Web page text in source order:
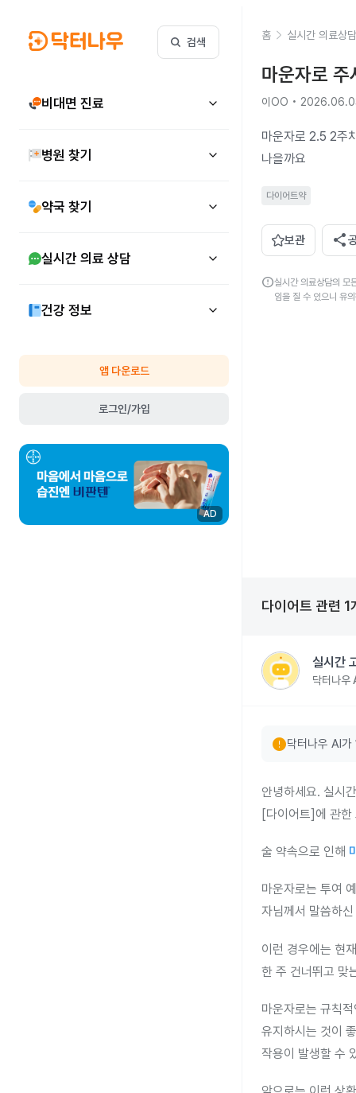
검색
비대면 진료
병원 찾기
약국 찾기
실시간 의료 상담
건강 정보
앱 다운로드
로그인/가입
AD
홈 실시간 의료상담
마운자로
이OO •
마운자로 2.5 2주
나을까요
다이어트약
보관 share
error실시간 의료상담의 모
임을 질 수 있으니 유
다이어트 관련 1
실시간
닥터나우
error닥터나우 AI
안녕하세요. 실시
[다이어트]에 관한
술 약속으로 인해
마운자로는 투여
자님께서 말씀하
이런 경우에는 현
한 주 건너뛰고 맞
마운자로는 규칙
유지하시는 것이
작용이 발생할 수